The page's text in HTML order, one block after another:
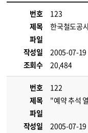
번호
123
제목
한국철도공
파일
작성일
2005-07-19
조회수
20,484
번호
122
제목
"예약 추석
파일
작성일
2005-07-19